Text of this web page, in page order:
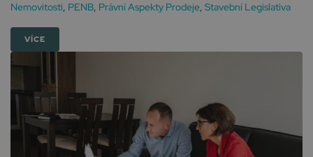
Nemovitosti, PENB, Právní Aspekty Prodeje, Stavební Legislativa
VÍCE